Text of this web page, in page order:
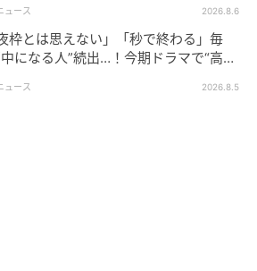
つわるテーマを、重くなりすぎ
として届けていた。
はなく、生活のしんどさや社会
ュース 2026.8.6
枠とは思えない」「秒で終わる」毎
になる人”続出…！今期ドラマで“高評
ュース 2026.8.5